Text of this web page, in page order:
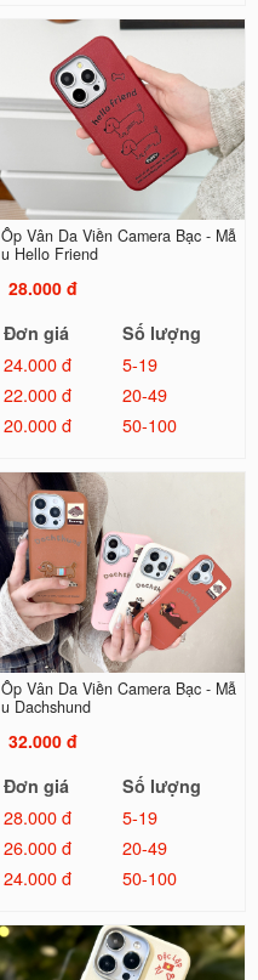
Ốp Vân Da Viền Camera Bạc - Mẫ
u Hello Friend
28.000 đ
Đơn giá
Số lượng
24.000 đ
5-19
22.000 đ
20-49
20.000 đ
50-100
Ốp Vân Da Viền Camera Bạc - Mẫ
u Dachshund
32.000 đ
Đơn giá
Số lượng
28.000 đ
5-19
26.000 đ
20-49
24.000 đ
50-100